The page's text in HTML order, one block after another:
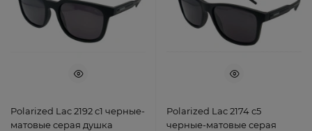
Polarized Lac 2192 с1 черные-
матовые серая душка
Polarized Lac 2174 с5
черные-матовые серая